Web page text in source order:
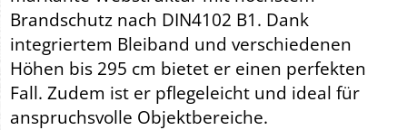
Brandschutz nach DIN4102 B1. Dank
integriertem Bleiband und verschiedenen
Höhen bis 295 cm bietet er einen perfekten
Fall. Zudem ist er pflegeleicht und ideal für
anspruchsvolle Objektbereiche.